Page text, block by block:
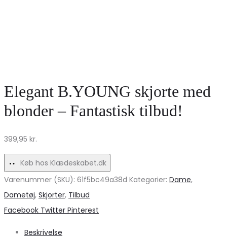
Elegant B.YOUNG skjorte med
blonder – Fantastisk tilbud!
399,95 kr.
Køb hos Klædeskabet.dk
Varenummer (SKU): 61f5bc49a38d Kategorier: Dame,
Dametøj, Skjorter, Tilbud
Share
Facebook Twitter Pinterest
Beskrivelse